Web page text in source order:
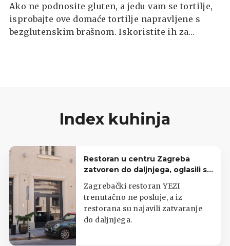
Ako ne podnosite gluten, a jedu vam se tortilje,
isprobajte ove domaće tortilje napravljene s
bezglutenskim brašnom. Iskoristite ih za
Index kuhinja
Restoran u centru Zagreba
zatvoren do daljnjega, oglasili se
iz lokala
Zagrebački restoran YEZI
trenutačno ne posluje, a iz
restorana su najavili zatvaranje
do daljnjega.